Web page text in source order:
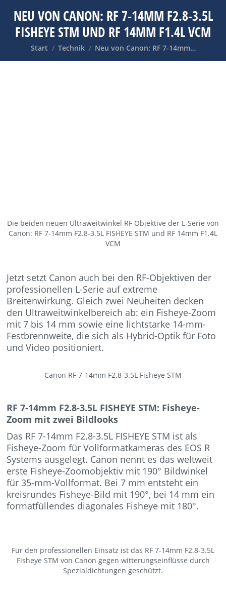
NEU VON CANON: RF 7-14MM F2.8-3.5L
FISHEYE STM UND RF 14MM F1.4L VCM
Sie befinden sich hier:
Start Technik Neu von Canon: RF 7-14mm…
Die beiden neuen Ultraweitwinkel RF Objektive der L-Serie von
Canon: RF 7-14mm F2.8-3.5L FISHEYE STM und RF 14mm F1.4L
VCM
Jetzt setzt Canon auch bei den RF-Objektiven der
professionellen L-Serie auf extreme
Breitenwirkung. Gleich zwei Neuheiten decken
den Ultraweitwinkelbereich ab: ein Fisheye-Zoom
mit 7 bis 14 mm sowie eine lichtstarke 14-mm-
Festbrennweite, die sich als Hybrid-Optik für Foto
und Video positioniert.
Canon RF 7-14mm F2.8-3.5L Fisheye STM
RF 7-14mm F2.8-3.5L FISHEYE STM: Fisheye-
Zoom mit zwei Bildlooks
Das RF 7-14mm F2.8-3.5L FISHEYE STM ist als
Fisheye-Zoom für Vollformatkameras des EOS R
Systems ausgelegt. Canon nennt es das weltweit
erste Fisheye-Zoomobjektiv mit 190° Bildwinkel
für 35-mm-Vollformat. Bei 7 mm entsteht ein
kreisrundes Fisheye-Bild mit 190°, bei 14 mm ein
formatfüllendes diagonales Fisheye mit 180°.
Für den professionellen Einsatz ist das RF 7-14mm F2.8-3.5L
Fisheye STM von Canon gegen witterungseinflüsse durch
Spezialdichtungen geschützt.